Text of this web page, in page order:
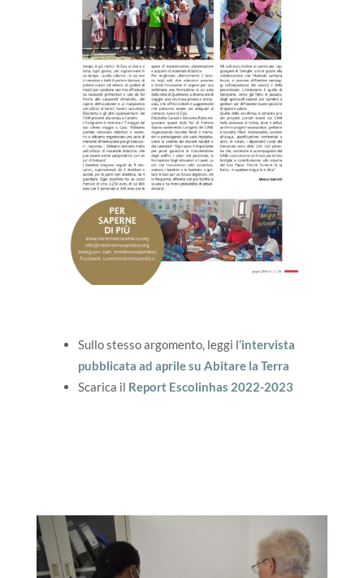
Sullo stesso argomento, leggi l‘intervista
pubblicata ad aprile su Abitare la Terra
Scarica il Report Escolinhas 2022-2023